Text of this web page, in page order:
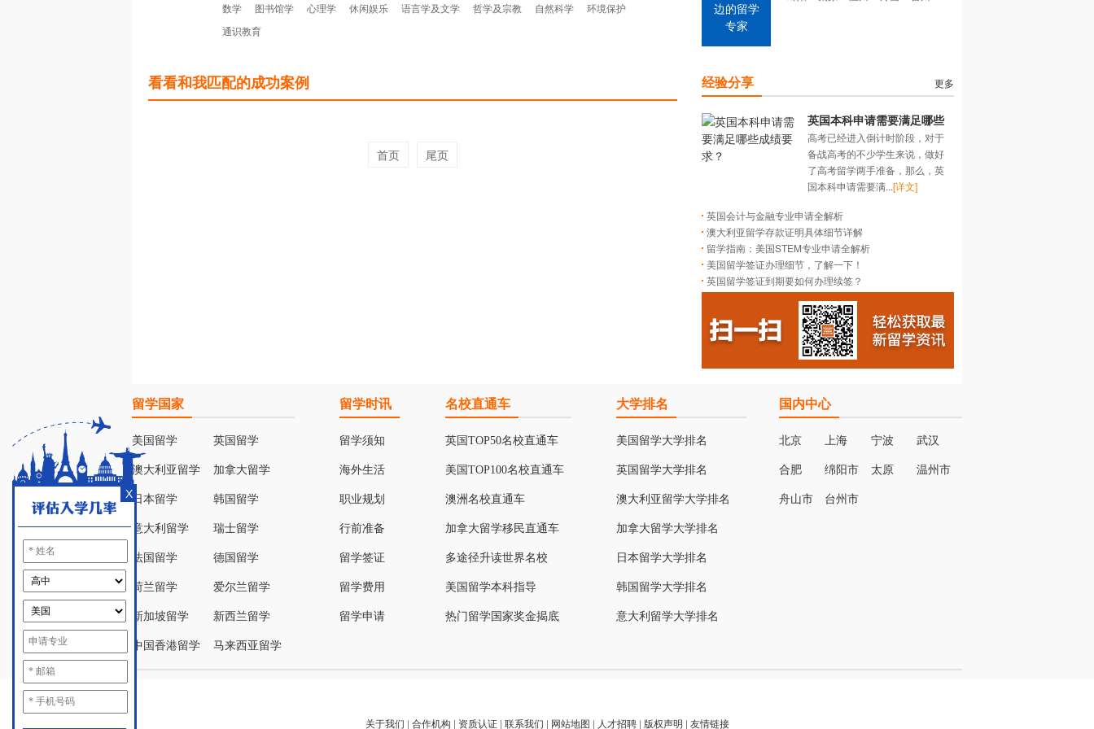
数学 图书馆学 心理学 休闲娱乐 语言学及文学 哲学及宗教 自然科学
环境保护
通识教育
看看和我匹配的成功案例
首页 尾页
边的留学
专家
经验分享 更多
英国本科申请需要满足哪些
成绩要求？
高考已经进入倒计时阶段，对于
备战高考的不少学生来说，做好
了高考留学两手准备，那么，英
国本科申请需要满...[详文]
英国会计与金融专业申请全解析
澳大利亚留学存款证明具体细节详解
留学指南：美国STEM专业申请全解析
美国留学签证办理细节，了解一下！
英国留学签证到期要如何办理续签？
X
留学国家
美国留学 英国留学
澳大利亚留学 加拿大留学
日本留学 韩国留学
意大利留学 瑞士留学
法国留学 德国留学
荷兰留学 爱尔兰留学
新加坡留学 新西兰留学
中国香港留学 马来西亚留学
留学时讯
留学须知
海外生活
职业规划
行前准备
留学签证
留学费用
留学申请
名校直通车
英国TOP50名校直通车
美国TOP100名校直通车
澳洲名校直通车
加拿大留学移民直通车
多途径升读世界名校
美国留学本科指导
热门留学国家奖金揭底
大学排名
美国留学大学排名
英国留学大学排名
澳大利亚留学大学排名
加拿大留学大学排名
日本留学大学排名
韩国留学大学排名
意大利留学大学排名
国内中心
北京 上海 宁波 武汉
合肥 绵阳市 太原 温州市
舟山市 台州市
关于我们 | 合作机构 | 资质认证| 联系我们 | 网站地图 | 人才招聘| 版权声明 | 友情链接